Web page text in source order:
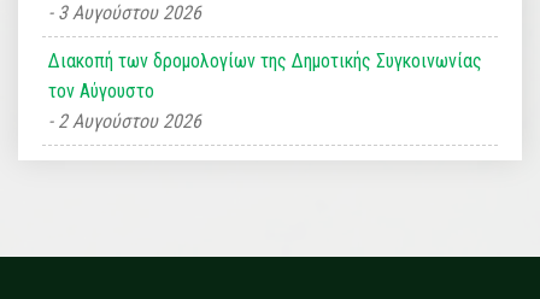
3 Αυγούστου 2026
Διακοπή των δρομολογίων της Δημοτικής Συγκοινωνίας
τον Αύγουστο
2 Αυγούστου 2026